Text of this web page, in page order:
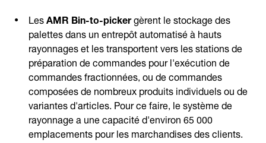
LesAMR Bin-to-pickergèrent le stockage des
palettes dans un entrepôt automatisé à hauts
rayonnages et les transportent vers les stations de
préparation de commandes pour l'exécution de
commandes fractionnées, ou de commandes
composées de nombreux produits individuels ou de
variantes d'articles. Pour ce faire, le système de
rayonnage a une capacité d'environ 65 000
emplacements pour les marchandises des clients.